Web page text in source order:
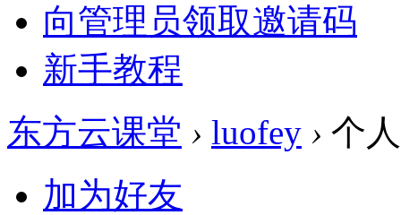
向管理员领取邀请码
新手教程
东方云课堂 › luofey › 个
加为好友